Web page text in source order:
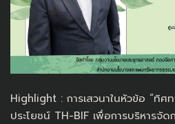
Highlight : การเสวนาในหัวข้อ “ทิศ
ประโยชน์ TH-BIF เพื่อการบริหารจั